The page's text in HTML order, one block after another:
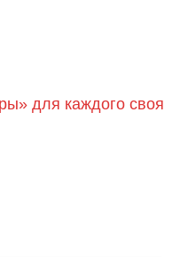
для каждого своя